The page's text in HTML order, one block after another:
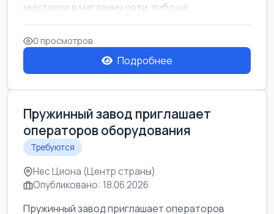
миштахов в магазины сети, либо на...
0 просмотров
Подробнее
Пружинный завод приглашает
операторов оборудования
Требуются
Нес Циона (Центр страны)
Опубликовано: 18.06.2026
Пружинный завод приглашает операторов